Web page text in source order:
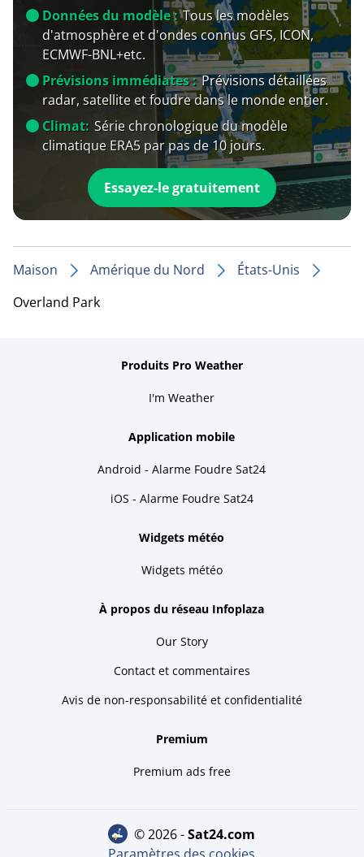
Données du modèle : Tous les modèles
d'atmosphère et d'ondes connus GFS, ICON,
ECMWF-BNL+etc.
Prévisions immédiates : Prévisions détaillées
radar, satellite et foudre dans le monde entier.
Climat: Série chronologique du modèle
climatique ERA5 par pas de 10 jours.
Essayez-le gratuitement
Maison Amérique du Nord
États-Unis
Overland Park
Produits Pro Weather
I'm Weather
Application mobile
Android - Alarme Foudre Sat24
iOS - Alarme Foudre Sat24
Widgets météo
Widgets météo
À propos du réseau Infoplaza
Our Story
Contact et commentaires
Avis de non-responsabilité et confidentialité
Premium
Premium ads free
© 2026 - sat24.com